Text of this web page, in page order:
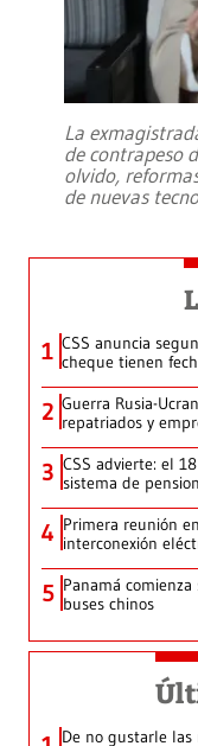
La
de contrapeso
olvido,
de nuevas
1 CSS anuncia
cheque tienen
2 Guerra Rusia-
repatriados y
3 CSS advierte: el
sistema de
4 Primera reunión
interconexión
5 Panamá
buses chinos
De no gustarle